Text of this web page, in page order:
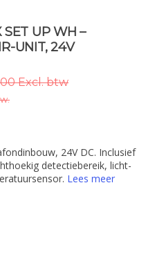
UP WH –
UNIT, 24V
Excl. btw
24V DC. Inclusief
detectiebereik, licht-
Lees meer